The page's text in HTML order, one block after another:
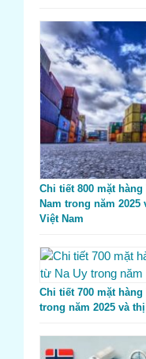
Chi tiết 800 mặt
Nam trong năm
Việt Nam
Chi tiết 700 mặt
trong năm 2025 và